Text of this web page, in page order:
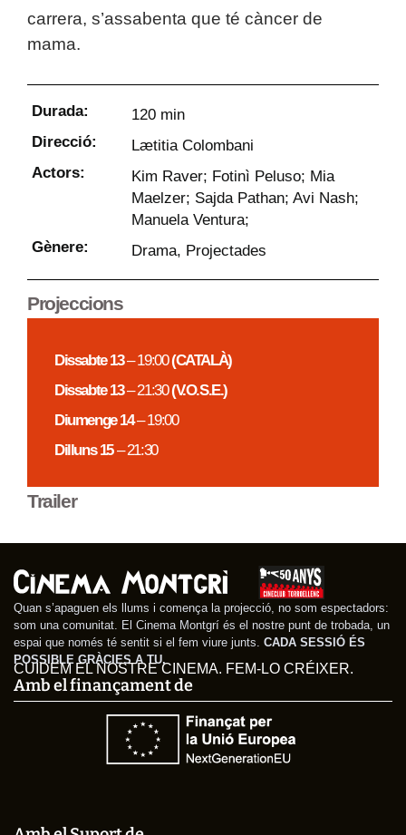
carrera, s’assabenta que té càncer de
mama.
Durada:
120 min
Direcció:
Lætitia Colombani
Actors:
Kim Raver; Fotinì Peluso; Mia
Maelzer; Sajda Pathan; Avi Nash;
Manuela Ventura;
Gènere:
Drama, Projectades
Projeccions
Dissabte 13– 19:00(CATALÀ)
Dissabte 13– 21:30(V.O.S.E.)
Diumenge 14– 19:00
Dilluns 15– 21:30
Trailer
Quan s’apaguen els llums i comença la projecció, no som espectadors:
som una comunitat. El Cinema Montgrí és el nostre punt de trobada, un
espai que només té sentit si el fem viure junts. CADA SESSIÓ ÉS
POSSIBLE GRÀCIES A TU.
CUIDEM EL NOSTRE CINEMA. FEM-LO CRÉIXER.
Amb el finançament de